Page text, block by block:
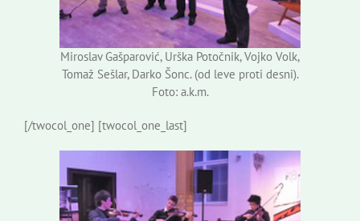
Miroslav Gašparović, Urška Potočnik, Vojko Volk,
Tomaž Sešlar, Darko Šonc. (od leve proti desni).
Foto: a.k.m.
[/twocol_one] [twocol_one_last]